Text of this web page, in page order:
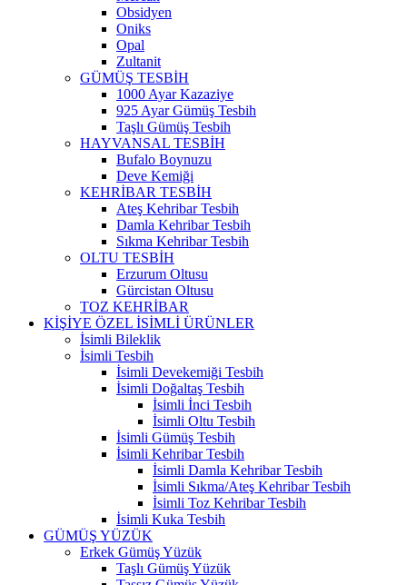
Obsidyen
Oniks
Opal
Zultanit
GÜMÜŞ TESBİH
1000 Ayar Kazaziye
925 Ayar Gümüş Tesbih
Taşlı Gümüş Tesbih
HAYVANSAL TESBİH
Bufalo Boynuzu
Deve Kemiği
KEHRİBAR TESBİH
Ateş Kehribar Tesbih
Damla Kehribar Tesbih
Sıkma Kehribar Tesbih
OLTU TESBİH
Erzurum Oltusu
Gürcistan Oltusu
TOZ KEHRİBAR
KİŞİYE ÖZEL İSİMLİ ÜRÜNLER
İsimli Bileklik
İsimli Tesbih
İsimli Devekemiği Tesbih
İsimli Doğaltaş Tesbih
İsimli İnci Tesbih
İsimli Oltu Tesbih
İsimli Gümüş Tesbih
İsimli Kehribar Tesbih
İsimli Damla Kehribar Tesbih
İsimli Sıkma/Ateş Kehribar Tesbih
İsimli Toz Kehribar Tesbih
İsimli Kuka Tesbih
GÜMÜŞ YÜZÜK
Erkek Gümüş Yüzük
Taşlı Gümüş Yüzük